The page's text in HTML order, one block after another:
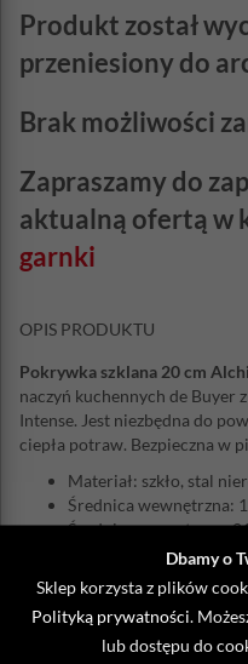
Dbamy o
Sklep korzysta z plików
Polityką prywatności .
lub dostępu do
Produkt został
przeniesiony do
Brak możliwości
Zapraszamy do
aktualną ofertą w
garnki
OPIS PRODUKTU
Pokrywka szklana 20 cm
naczyń kuchennych de Buyer
Intense. Jest niezbędna do
ciepła potraw. Bezpieczna w
Materiał: szkło, stal
Średnica wewnętrzna:
Średnica zewnętrzna:
Można myć w